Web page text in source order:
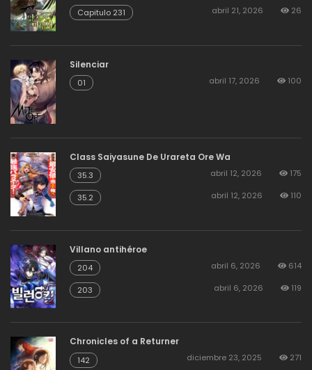
Capitulo 231 abril 21, 2026 26
Silenciar
01 abril 17, 2026 100
Class Saiyasune De Urareta Ore Wa
35.3 abril 12, 2026 175
35.2 abril 12, 2026 110
Villano antihéroe
204 abril 6, 2026 614
203 abril 6, 2026 119
Chronicles of a Returner
142 diciembre 23, 2025 271